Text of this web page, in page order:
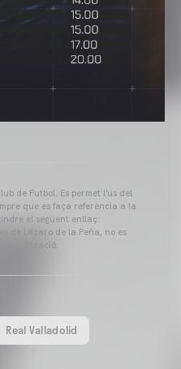
de Futbol. Es permet l'ús del
que es faça referència a la
el següent enllaç:
de Lázaro de la Peña, no es
reutilització.
Real Valladolid